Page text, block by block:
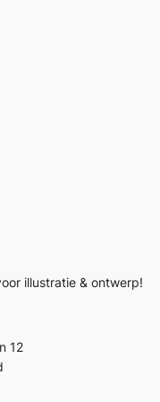
illustratie & ontwerp!
12